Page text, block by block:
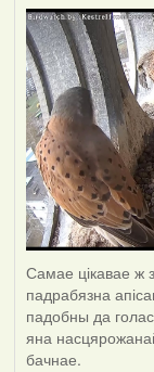
Самае цікавае ж
падрабязна
падобны да
яна
бачнае.